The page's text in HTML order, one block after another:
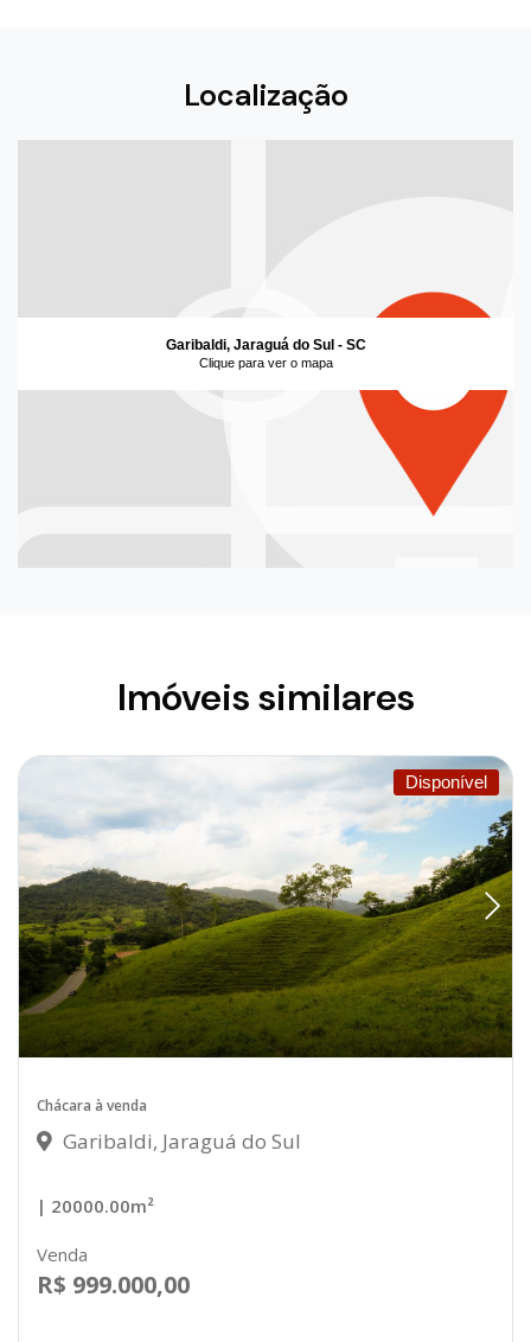
Localização
Garibaldi, Jaraguá do Sul - SC
Clique para ver o mapa
Imóveis similares
Disponível
Chácara à venda
Garibaldi, Jaraguá do Sul
| 20000.00m²
Venda
R$ 999.000,00